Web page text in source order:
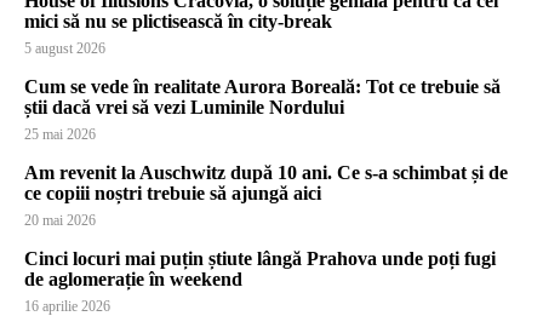
mici să nu se plictisească în city-break
5 august 2026
Cum se vede în realitate Aurora Boreală: Tot ce trebuie să
știi dacă vrei să vezi Luminile Nordului
25 mai 2026
Am revenit la Auschwitz după 10 ani. Ce s-a schimbat și de
ce copiii noștri trebuie să ajungă aici
20 mai 2026
Cinci locuri mai puțin știute lângă Prahova unde poți fugi
de aglomerație în weekend
16 aprilie 2026